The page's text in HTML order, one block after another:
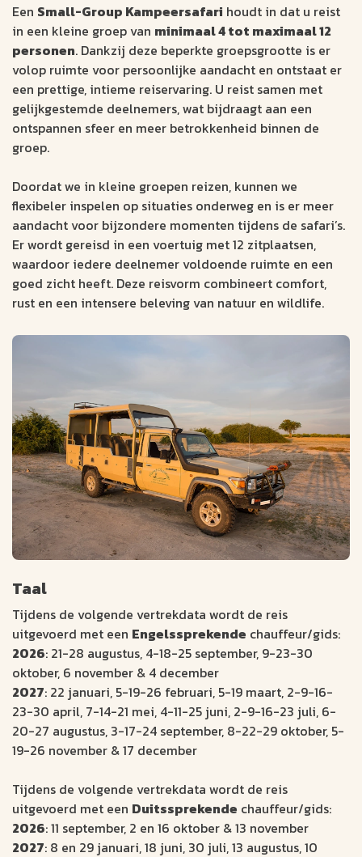
Een Small-Group Kampeersafari houdt in dat u reist
in een kleine groep van minimaal 4 tot maximaal 12
personen. Dankzij deze beperkte groepsgrootte is er
volop ruimte voor persoonlijke aandacht en ontstaat er
een prettige, intieme reiservaring. U reist samen met
gelijkgestemde deelnemers, wat bijdraagt aan een
ontspannen sfeer en meer betrokkenheid binnen de
groep.
Doordat we in kleine groepen reizen, kunnen we
flexibeler inspelen op situaties onderweg en is er meer
aandacht voor bijzondere momenten tijdens de safari’s.
Er wordt gereisd in een voertuig met 12 zitplaatsen,
waardoor iedere deelnemer voldoende ruimte en een
goed zicht heeft. Deze reisvorm combineert comfort,
rust en een intensere beleving van natuur en wildlife.
Taal
Tijdens de volgende vertrekdata wordt de reis
uitgevoerd met een Engelssprekende chauffeur/gids:
2026: 21-28 augustus, 4-18-25 september, 9-23-30
oktober, 6 november & 4 december
2027: 22 januari, 5-19-26 februari, 5-19 maart, 2-9-16-
23-30 april, 7-14-21 mei, 4-11-25 juni, 2-9-16-23 juli, 6-
20-27 augustus, 3-17-24 september, 8-22-29 oktober, 5-
19-26 november & 17 december
Tijdens de volgende vertrekdata wordt de reis
uitgevoerd met een Duitssprekende chauffeur/gids:
2026: 11 september, 2 en 16 oktober & 13 november
2027: 8 en 29 januari, 18 juni, 30 juli, 13 augustus, 10